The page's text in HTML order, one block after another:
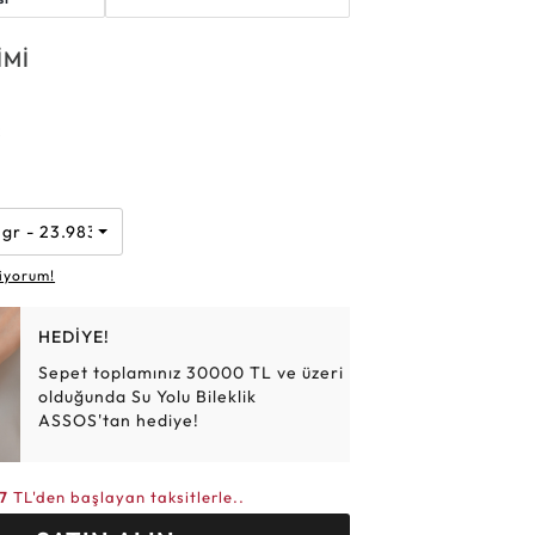
- 23.983 TL
HEDİYE!
Sepet toplamınız 30000 TL ve üzeri
olduğunda Su Yolu Bileklik
ASSOS'tan hediye!
TL'den başlayan taksitlerle..